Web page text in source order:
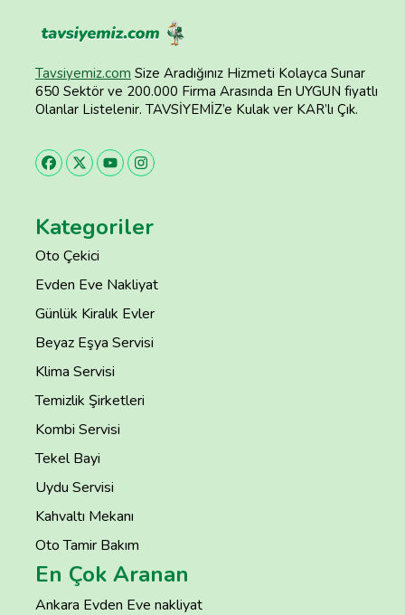
Tavsiyemiz.com Size Aradığınız Hizmeti Kolayca Sunar
650 Sektör ve 200.000 Firma Arasında En UYGUN fiyatlı
Olanlar Listelenir. TAVSİYEMİZ’e Kulak ver KAR’lı Çık.
Kategoriler
Oto Çekici
Evden Eve Nakliyat
Günlük Kiralık Evler
Beyaz Eşya Servisi
Klima Servisi
Temizlik Şirketleri
Kombi Servisi
Tekel Bayi
Uydu Servisi
Kahvaltı Mekanı
Oto Tamir Bakım
En Çok Aranan
Ankara Evden Eve nakliyat